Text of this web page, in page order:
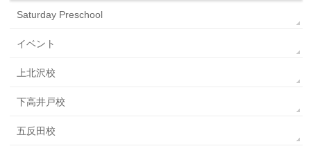
Saturday Preschool
イベント
上北沢校
下高井戸校
五反田校